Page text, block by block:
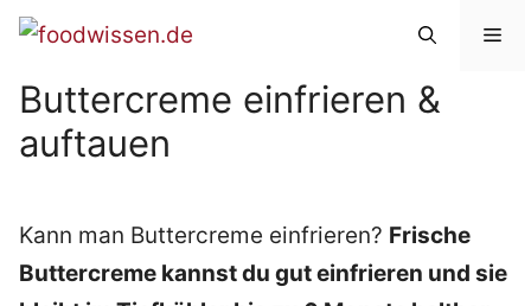
Zum
springen
Buttercreme einfrieren &
auftauen
Kann man Buttercreme einfrieren? Frische
Buttercreme kannst du gut einfrieren und sie